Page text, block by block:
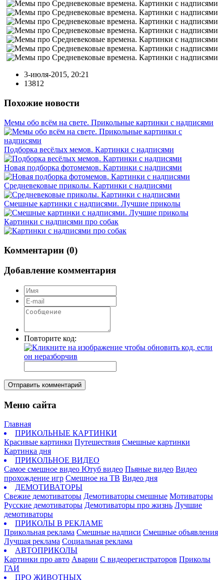
3-июля-2015, 20:21
13812
Похожие новости
Мемы обо всём на свете. Прикольные картинки с надписями
Подборка весёлых мемов. Картинки с надписями
Новая подборка фотомемов. Картинки с надписями
Средневековые приколы. Картинки с надписями
Смешные картинки с надписями. Лучшие приколы
Картинки с надписями про собак
Комментарии (0)
Добавление комментария
Повторите код:
Отправить комментарий
Меню сайта
Главная
ПРИКОЛЬНЫЕ КАРТИНКИ
Красивые картинки Путешествия Смешные картинки
Картинка дня
ПРИКОЛЬНОЕ ВИДЕО
Самое смешное видео Ютуб видео Пьяные видео Видео
прохождение игр Смешное на ТВ Видео дня
ДЕМОТИВАТОРЫ
Свежие демотиваторы Демотиваторы смешные Мотиваторы
Русские демотиваторы Демотиваторы про жизнь Лучшие
демотиваторы
ПРИКОЛЫ В РЕКЛАМЕ
Прикольная реклама Смешные надписи Смешные объявления
Лучшая реклама Социальная реклама
АВТОПРИКОЛЫ
Картинки про авто Аварии С видеорегистраторов Приколы
ГАИ
ПРО ЖИВОТНЫХ